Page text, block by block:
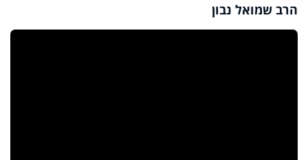
הרב שמואל נבון